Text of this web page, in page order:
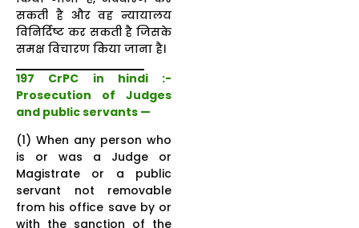
सकती है और वह न्यायालय
विनिर्दिष्ट कर सकती है जिसके
समक्ष विचारण किया जाना है।
197 CrPC in hindi :-
Prosecution of Judges
and public servants —
(1) When any person who
is or was a Judge or
Magistrate or a public
servant not removable
from his office save by or
with the sanction of the